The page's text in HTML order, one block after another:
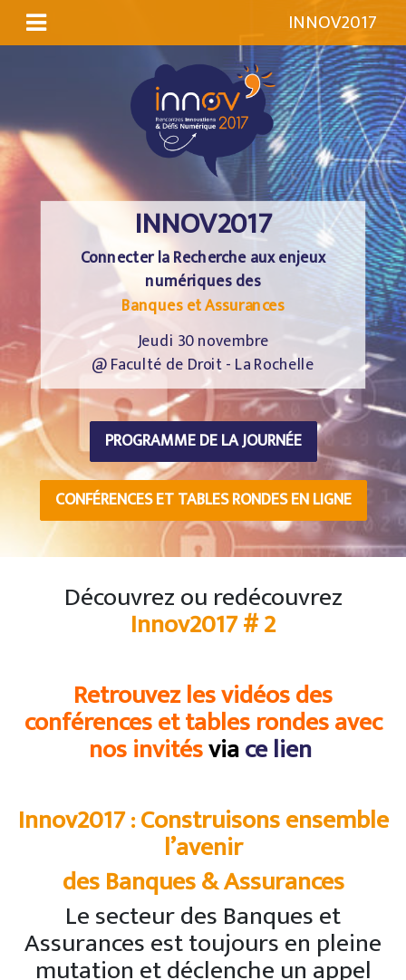
INNOV2017
INNOV2017
Connecter la Recherche aux enjeux
numériques des
Banques et Assurances
Jeudi 30 novembre
@ Faculté de Droit - La Rochelle
PROGRAMME DE LA JOURNÉE
CONFÉRENCES ET TABLES RONDES EN LIGNE
Découvrez ou redécouvrez
Innov2017 # 2
Retrouvez les vidéos des
conférences et tables rondes avec
nos invitésviace lien
Innov2017 : Construisons ensemble
l’avenir
des Banques & Assurances
Le secteur des Banques et
Assurances est toujours en pleine
mutation et déclenche un appel